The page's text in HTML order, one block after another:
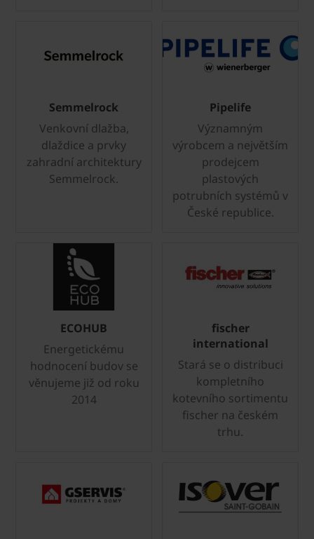
Semmelrock
Venkovní dlažba,
dlaždice a prvky
zahradní architektury
Semmelrock.
Pipelife
Významným
výrobcem a největším
prodejcem
plastových
potrubních systémů v
České republice.
ECOHUB
Energetickému
hodnocení budov se
věnujeme již od roku
2014
fischer
international
Stará se o distribuci
kompletního
kotevního sortimentu
fischer na českém
trhu.